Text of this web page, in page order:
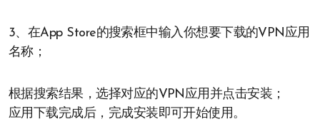
3、在App Store的搜索框中输入你想要下载的VPN应用
名称；
根据搜索结果，选择对应的VPN应用并点击安装；
应用下载完成后，完成安装即可开始使用。